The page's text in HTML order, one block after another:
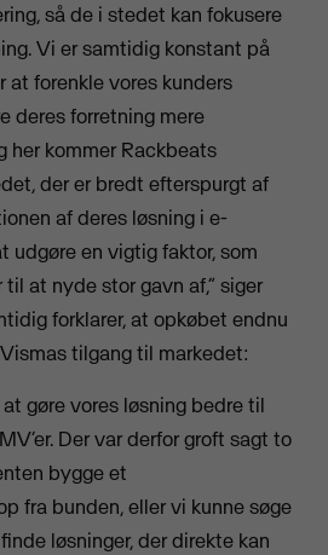
så de i stedet kan fokusere
Vi er samtidig konstant på
at forenkle vores kunders
deres forretning mere
her kommer Rackbeats
der er bredt efterspurgt af
af deres løsning i e-
udgøre en vigtig faktor, som
at nyde stor gavn af,” siger
forklarer, at opkøbet endnu
tilgang til markedet:
gøre vores løsning bedre til
Der var derfor groft sagt to
bygge et
fra bunden, eller vi kunne søge
løsninger, der direkte kan